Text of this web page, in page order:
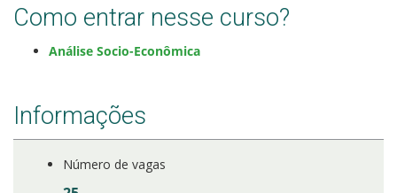
Inscrições e acompanhamento
Cotas
Orientações para Matrícula
Como entrar nesse curso?
Análise Socio-Econômica
Informações
Número de vagas